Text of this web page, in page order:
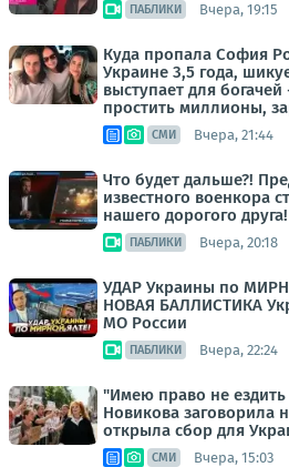
ПАБЛИКИ Вчера, 19:15
Куда пропала София
Украине 3,5 года,
выступает для
простить миллионы,
СМИ Вчера, 21:44
Что будет дальше?!
известного военкора
нашего дорогого друга!
ПАБЛИКИ Вчера, 20:18
УДАР Украины по
НОВАЯ БАЛЛИСТИКА
МО России
ПАБЛИКИ Вчера, 22:24
"Имею право не
Новикова заговорила
открыла сбор для
СМИ Вчера, 15:03